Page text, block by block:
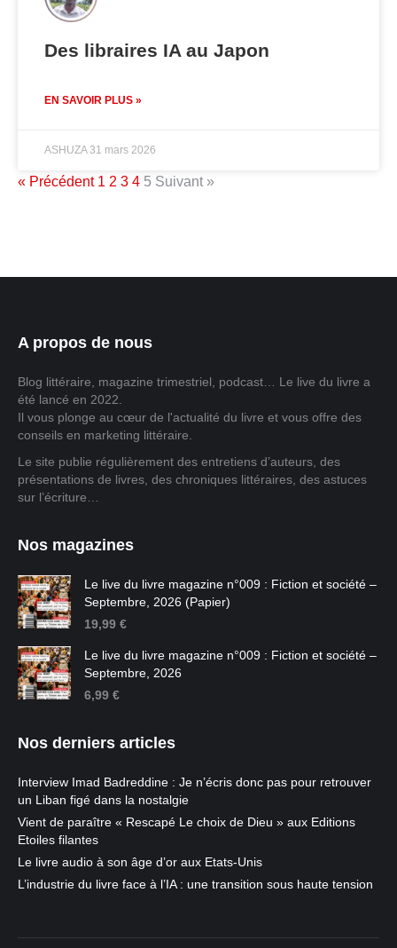
Des libraires IA au Japon
EN SAVOIR PLUS »
ASHUZA31 mars 2026
« Précédent 1 2 3 4 5 Suivant »
A propos de nous
Blog littéraire, magazine trimestriel, podcast… Le live du livre a
été lancé en 2022.
Il vous plonge au cœur de l'actualité du livre et vous offre des
conseils en marketing littéraire.
Le site publie régulièrement des entretiens d’auteurs, des
présentations de livres, des chroniques littéraires, des astuces
sur l’écriture…
Nos magazines
Le live du livre magazine n°009 : Fiction et société –
Septembre, 2026 (Papier)
19,99 €
Le live du livre magazine n°009 : Fiction et société –
Septembre, 2026
6,99 €
Nos derniers articles
Interview Imad Badreddine : Je n’écris donc pas pour retrouver
un Liban figé dans la nostalgie
Vient de paraître « Rescapé Le choix de Dieu » aux Editions
Etoiles filantes
Le livre audio à son âge d’or aux Etats-Unis
L’industrie du livre face à l’IA : une transition sous haute tension